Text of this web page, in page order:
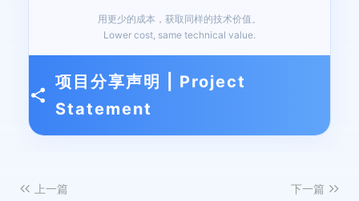
用更少的成本，获取同样的技术价值。
Lower cost, same technical value.
项目分享声明 | Project
Statement
上一篇
下一篇